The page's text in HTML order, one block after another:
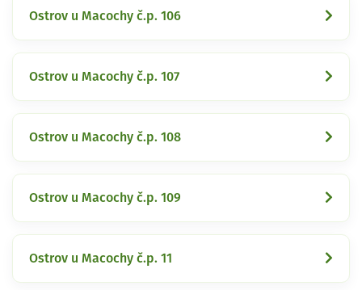
Ostrov u Macochy č.p. 106
Ostrov u Macochy č.p. 107
Ostrov u Macochy č.p. 108
Ostrov u Macochy č.p. 109
Ostrov u Macochy č.p. 11